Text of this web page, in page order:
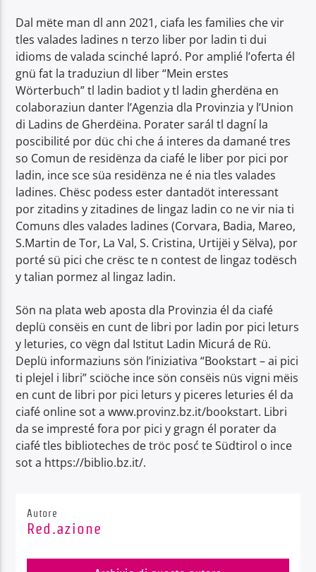
Dal mëte man dl ann 2021, ciafa les families che vir
tles valades ladines n terzo liber por ladin ti dui
idioms de valada scinché lapró. Por amplié l’oferta él
gnü fat la traduziun dl liber “Mein erstes
Wörterbuch” tl ladin badiot y tl ladin gherdëna en
colaboraziun danter l’Agenzia dla Provinzia y l’Union
di Ladins de Gherdëina. Porater sarál tl dagní la
poscibilité por düc chi che á interes da damané tres
so Comun de residënza da ciafé le liber por pici por
ladin, ince sce süa residënza ne é nia tles valades
ladines. Chësc podess ester dantadöt interessant
por zitadins y zitadines de lingaz ladin co ne vir nia ti
Comuns dles valades ladines (Corvara, Badia, Mareo,
S.Martin de Tor, La Val, S. Cristina, Urtijëi y Sëlva), por
porté sü pici che crësc te n contest de lingaz todësch
y talian pormez al lingaz ladin.
Sön na plata web aposta dla Provinzia él da ciafé
deplü consëis en cunt de libri por ladin por pici leturs
y leturies, co vëgn dal Istitut Ladin Micurá de Rü.
Deplü informaziuns sön l’iniziativa “Bookstart – ai pici
ti plejel i libri” sciöche ince sön consëis nüs vigni mëis
en cunt de libri por pici leturs y piceres leturies él da
ciafé online sot a www.provinz.bz.it/bookstart. Libri
da se impresté fora por pici y gragn él porater da
ciafé tles biblioteches de tröc posć te Südtirol o ince
sot a https://biblio.bz.it/.
Autore
Red.azione